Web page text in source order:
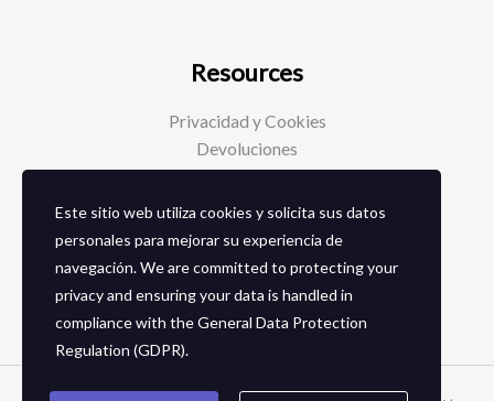
Resources
Privacidad y Cookies
Devoluciones
Social Media
Facebook
Instagram
Este sitio web utiliza cookies y solicita sus datos
personales para mejorar su experiencia de
navegación. We are committed to protecting your
privacy and ensuring your data is handled in
compliance with theGeneral Data Protection
Regulation (GDPR).